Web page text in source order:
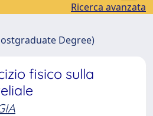
Ricerca avanzata
Degree)
fisico sulla